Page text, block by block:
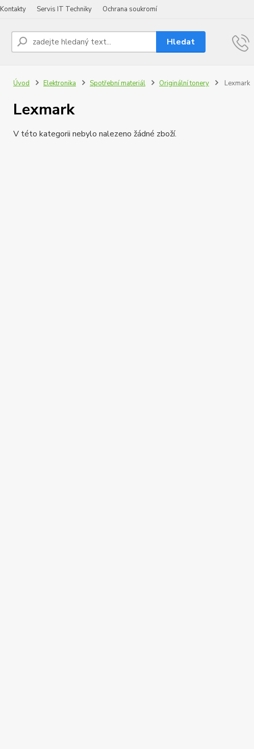
Kontakty Servis IT Techniky Ochrana soukromí
Hledat
Úvod Elektronika Spotřební materiál Originální tonery Lexmark
Lexmark
V této kategorii nebylo nalezeno žádné zboží.